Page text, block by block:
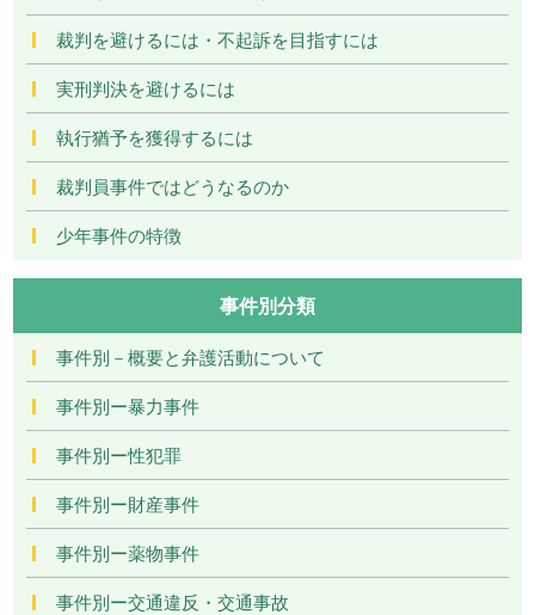
裁判を避けるには・不起訴を目指すには
実刑判決を避けるには
執行猶予を獲得するには
裁判員事件ではどうなるのか
少年事件の特徴
事件別分類
事件別－概要と弁護活動について
事件別ー暴力事件
事件別ー性犯罪
事件別ー財産事件
事件別ー薬物事件
事件別ー交通違反・交通事故